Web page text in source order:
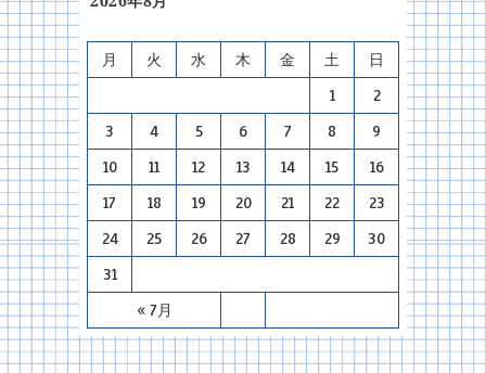
月 火 水 木 金 土 日
« 7月
1 2
3 4 5 6 7 8 9
10 11 12 13 14 15 16
17 18 19 20 21 22 23
24 25 26 27 28 29 30
31